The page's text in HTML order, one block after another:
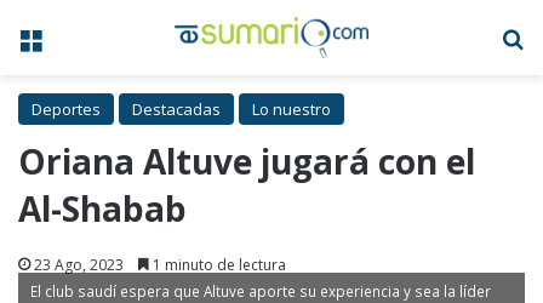
Menú
Deportes Destacadas Lo nuestro
Oriana Altuve jugará con el
Al-Shabab
23 Ago, 2023 1 minuto de lectura
El club saudí espera que Altuve aporte su experiencia y sea la líder